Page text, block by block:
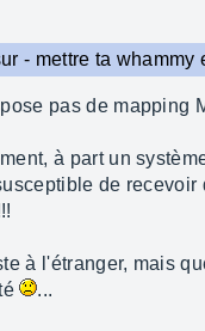
- mettre ta
pas de mapping
à part un
de
à l'étranger, mais
...